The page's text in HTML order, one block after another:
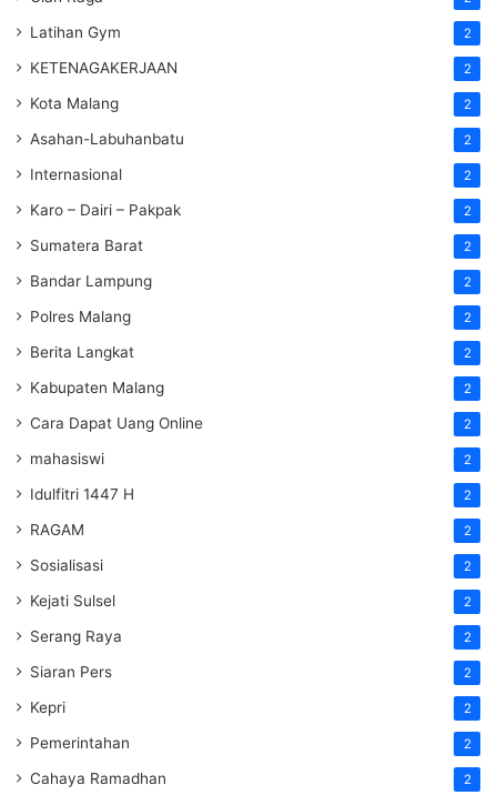
Latihan Gym 2
KETENAGAKERJAAN 2
Kota Malang 2
Asahan-Labuhanbatu 2
Internasional 2
Karo – Dairi – Pakpak 2
Sumatera Barat 2
Bandar Lampung 2
Polres Malang 2
Berita Langkat 2
Kabupaten Malang 2
Cara Dapat Uang Online 2
mahasiswi 2
Idulfitri 1447 H 2
RAGAM 2
Sosialisasi 2
Kejati Sulsel 2
Serang Raya 2
Siaran Pers 2
Kepri 2
Pemerintahan 2
Cahaya Ramadhan 2